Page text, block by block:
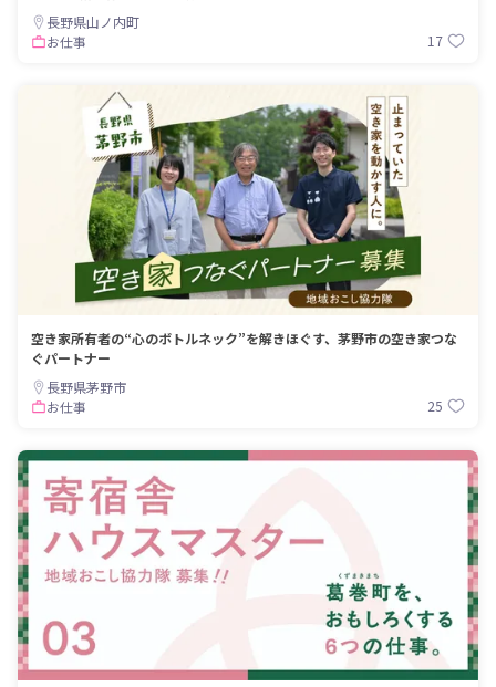
長野県山ノ内町
お仕事
17
空き家所有者の“心のボトルネック”を解きほぐす、茅野市の空き家つな
ぐパートナー
長野県茅野市
お仕事
25